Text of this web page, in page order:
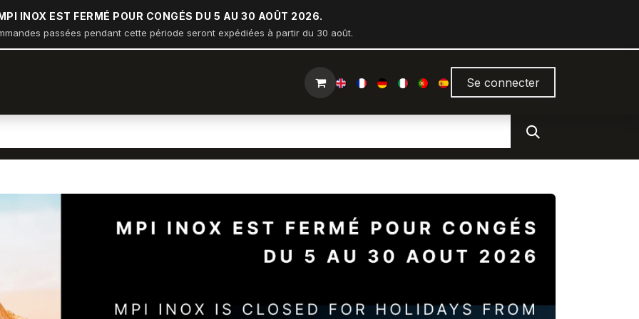
INOX EST FERMÉ POUR CONGÉS DU 5 AU 30 AOÛT 2026.
passées pendant cette période seront expédiées à partir du 30 août.
Se connecter